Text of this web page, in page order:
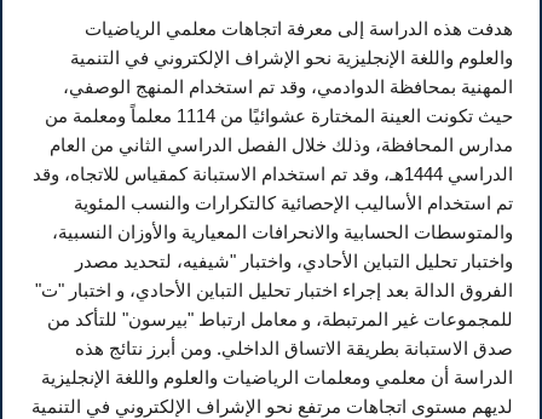
هدفت هذه الدراسة إلى معرفة اتجاهات معلمي الرياضيات
والعلوم واللغة الإنجليزية نحو الإشراف الإلكتروني في التنمية
المهنية بمحافظة الدوادمي، وقد تم استخدام المنهج الوصفي،
حيث تكونت العينة المختارة عشوائيًا من 1114 معلماً ومعلمة من
مدارس المحافظة، وذلك خلال الفصل الدراسي الثاني من العام
الدراسي 1444هـ، وقد تم استخدام الاستبانة كمقياس للاتجاه، وقد
تم استخدام الأساليب الإحصائية كالتكرارات والنسب المئوية
والمتوسطات الحسابية والانحرافات المعيارية والأوزان النسبية،
واختبار تحليل التباين الأحادي، واختبار "شيفيه، لتحديد مصدر
الفروق الدالة بعد إجراء اختبار تحليل التباين الأحادي، و اختبار "ت"
للمجموعات غير المرتبطة، و معامل ارتباط "بيرسون" للتأكد من
صدق الاستبانة بطريقة الاتساق الداخلي. ومن أبرز نتائج هذه
الدراسة أن معلمي ومعلمات الرياضيات والعلوم واللغة الإنجليزية
لديهم مستوى اتجاهات مرتفع نحو الإشراف الإلكتروني في التنمية